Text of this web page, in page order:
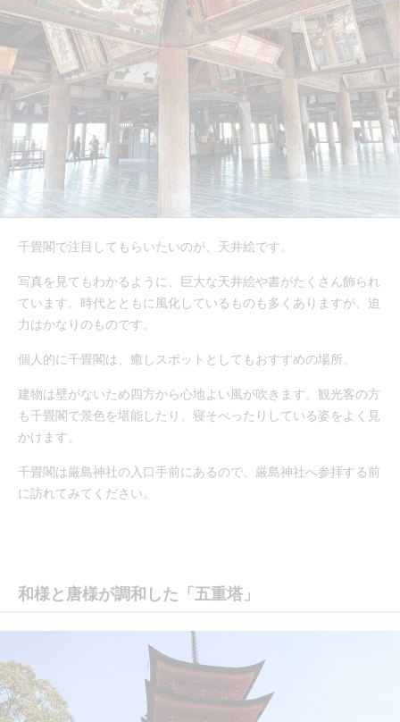
千畳閣で注目してもらいたいのが、天井絵です。
写真を見てもわかるように、巨大な天井絵や書がたくさん飾られ
ています。時代とともに風化しているものも多くありますが、迫
力はかなりのものです。
個人的に千畳閣は、癒しスポットとしてもおすすめの場所。
建物は壁がないため四方から心地よい風が吹きます。観光客の方
も千畳閣で景色を堪能したり、寝そべったりしている姿をよく見
かけます。
千畳閣は厳島神社の入口手前にあるので、厳島神社へ参拝する前
に訪れてみてください。
和様と唐様が調和した「五重塔」